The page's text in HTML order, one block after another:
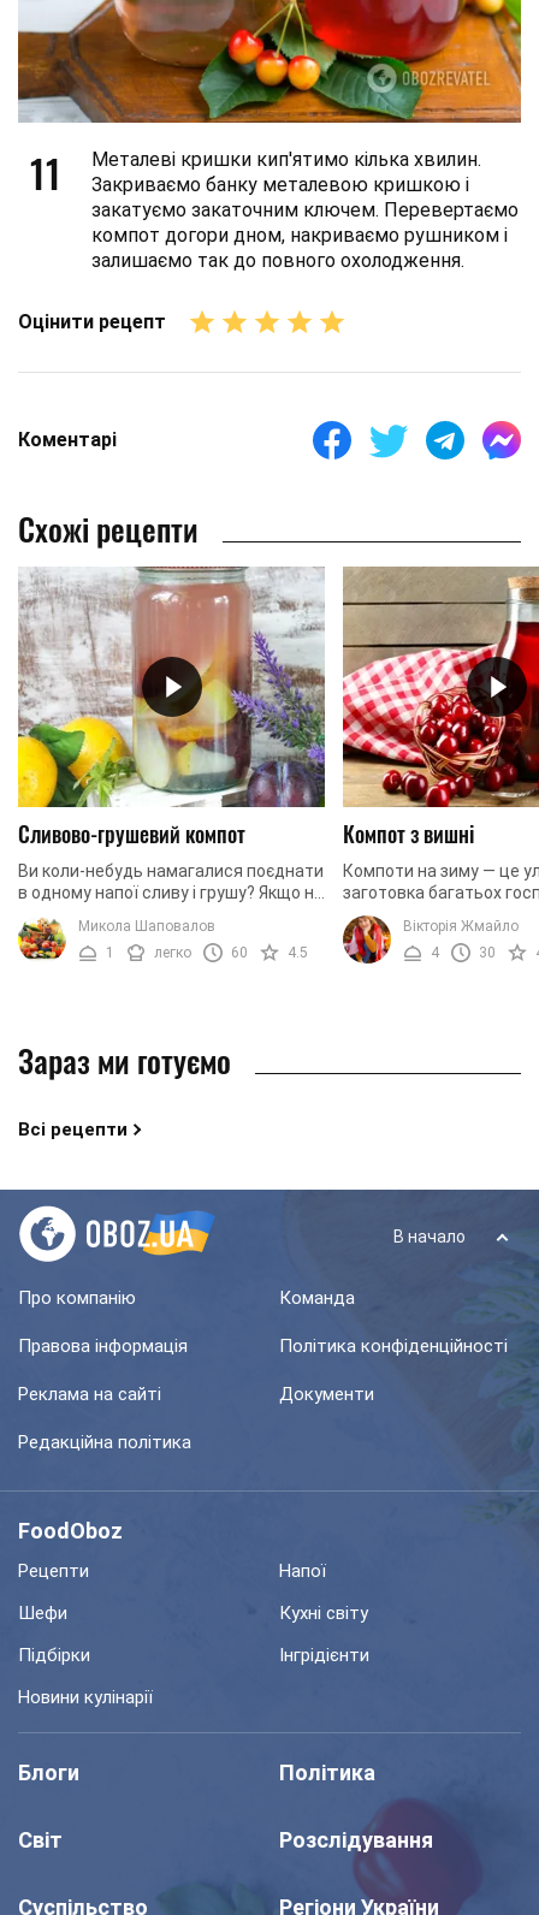
11
Металеві кришки кип'ятимо кілька хвилин.
Закриваємо банку металевою кришкою і
закатуємо закаточним ключем. Перевертаємо
компот догори дном, накриваємо рушником і
залишаємо так до повного охолодження.
Оцінити рецепт
Коментарі
Схожі рецепти
Сливово-грушевий компот
Ви коли-небудь намагалися поєднати
в одному напої сливу і грушу? Якщо ні,
то зараз саме час зробити це. Ми
пропонуємо вам приготувати на зиму
...
Микола Шаповалов
1
легко 60 4.5
Компот з вишні
Компоти на зиму — це
заготовка багатьох
так не врятує взимку,
компот. З такого
зробити чудовий ...
Вікторія Жмайло
4
30
Зараз ми готуємо
Всі рецепти
В начало
Про компанію Команда
Правова інформація Політика конфіденційності
Реклама на сайті Документи
Редакційна політика
FoodOboz
Рецепти
Напої
Шефи
Кухні світу
Підбірки
Інгрідієнти
Новини кулінарії
Блоги Політика
Світ Розслідування
Суспільство Регіони України